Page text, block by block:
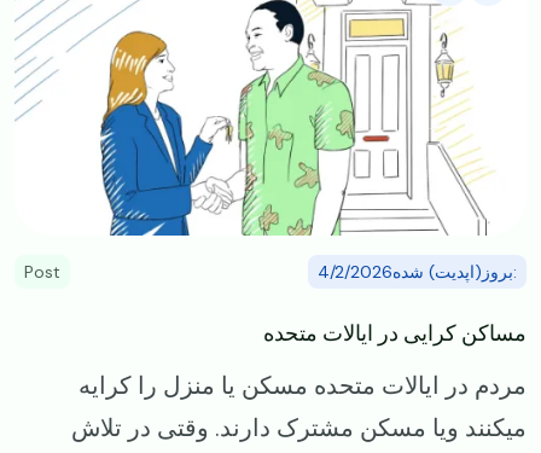
:بروز(اپدیت) شده4/2/2026 Post
مساکن کرایی در ایالات متحده
مردم در ایالات متحده مسکن یا منزل را کرایه
میکنند ویا مسکن مشترک دارند. وقتی در تلاش